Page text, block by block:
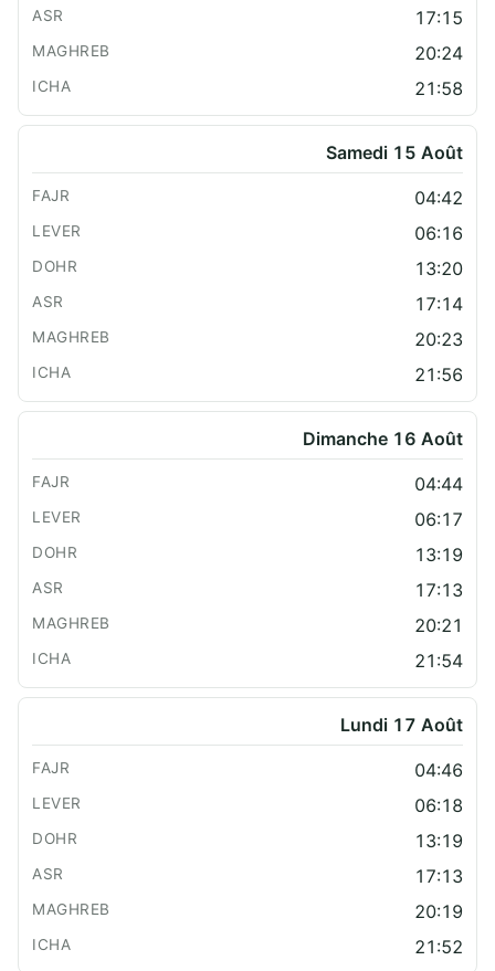
17:15
20:24
21:58
Samedi 15 Août
04:42
06:16
13:20
17:14
20:23
21:56
Dimanche 16 Août
04:44
06:17
13:19
17:13
20:21
21:54
Lundi 17 Août
04:46
06:18
13:19
17:13
20:19
21:52